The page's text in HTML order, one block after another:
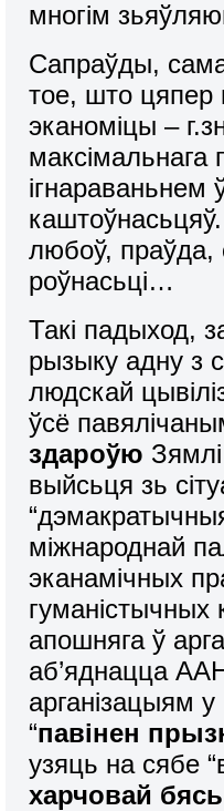
многім
Сапраўды,
тое, што цяпер
эканоміцы –
ігнараваньнем
любоў, праўда,
роўнасьці…
Такі падыход,
рызыку адну з
людскай
ўсё
здароўю
выйсьця зь
міжнароднай
эканамічных
апошняга ў
аб’яднацца
арганізацыям
“павінен
узяць на сябе
харчовай